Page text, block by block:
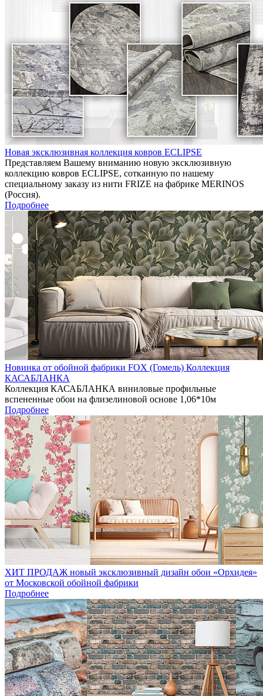
Новая эксклюзивная коллекция ковров ECLIPSE
Представляем Вашему вниманию новую эксклюзивную
коллекцию ковров ECLIPSE, сотканную по нашему
специальному заказу из нити FRIZE на фабрике MERINOS
(Россия).
Подробнее
Новинка от обойной фабрики FOX (Гомель) Коллекция
КАСАБЛАНКА
Коллекция КАСАБЛАНКА виниловые профильные
вспененные обои на флизелиновой основе 1,06*10м
Подробнее
ХИТ ПРОДАЖ новый эксклюзивный дизайн обои «Орхидея»
от Московской обойной фабрики
Подробнее